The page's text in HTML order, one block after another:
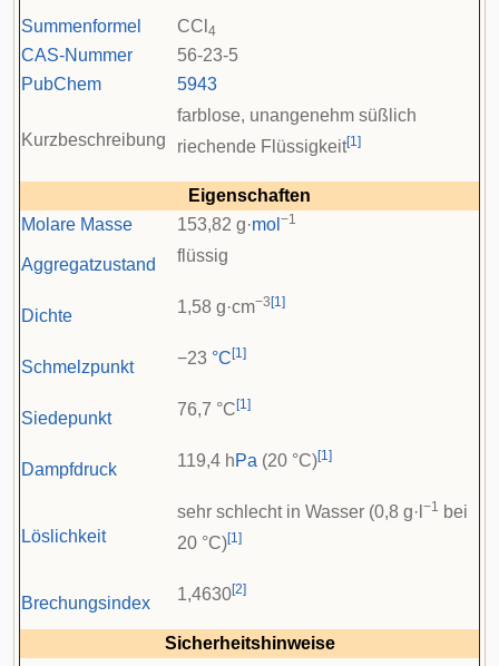
Summenformel CCl 4
CAS-Nummer
56-23-5
PubChem
5943
Kurzbeschreibung
farblose, unangenehm süßlich
riechende Flüssigkeit[1]
Eigenschaften
Molare Masse
153,82 g·mol −1
Aggregatzustand flüssig
Dichte 1,58 g·cm−3 [1]
Schmelzpunkt −23 °C [1]
Siedepunkt 76,7 °C [1]
Dampfdruck 119,4 hPa (20 °C)[1]
Löslichkeit
sehr schlecht in Wasser (0,8 g·l −1 bei
20 °C)[1]
Brechungsindex 1,4630[2]
Sicherheitshinweise